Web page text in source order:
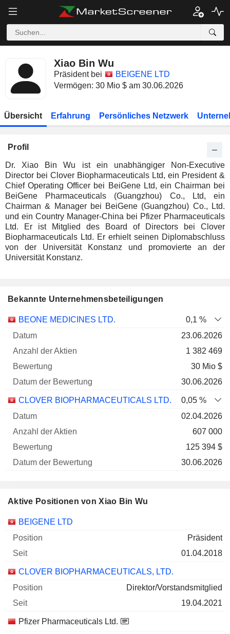
Xiao Bin Wu
Präsident bei
BEIGENE LTD
Vermögen: 30 Mio $ am 30.06.2026
Übersicht Erfahrung Persönliches Netzwerk
Profil
Dr. Xiao Bin Wu ist ein unabhängiger Non-Executive
Director bei Clover Biopharmaceuticals Ltd, ein President &
Chief Operating Officer bei BeiGene Ltd, ein Chairman bei
BeiGene Pharmaceuticals (Guangzhou) Co., Ltd, ein
Chairman & Manager bei BeiGene (Guangzhou) Co., Ltd.
und ein Country Manager-China bei Pfizer Pharmaceuticals
Ltd. Er ist Mitglied des Board of Directors bei Clover
Biopharmaceuticals Ltd. Er erhielt seinen Diplomabschluss
von der Universität Konstanz und promovierte an der
Universität Konstanz.
Bekannte Unternehmensbeteiligungen
Unternehmen
Anzahl
Bewertung
BEONE MEDICINES LTD.
0,1 %
23.06.2026
1 382 469
30 Mio $
30.06.2026
CLOVER BIOPHARMACEUTICALS LTD.
0,05 %
02.04.2026
607 000
125 394 $
30.06.2026
Aktive Positionen von Xiao Bin Wu
Unternehmen Position
BEIGENE LTD
Präsident
01.04.2018
CLOVER BIOPHARMACEUTICALS, LTD.
Direktor/Vorstandsmitglied
19.04.2021
Pfizer Pharmaceuticals Ltd.